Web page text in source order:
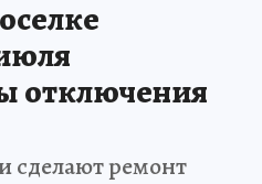
отключения
сделают ремонт